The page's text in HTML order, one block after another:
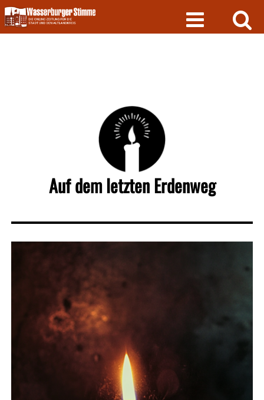
Skip
to
content
Auf dem letzten Erdenweg